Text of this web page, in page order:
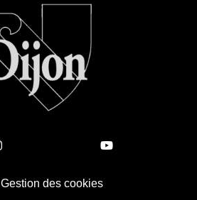
Gestion des cookies